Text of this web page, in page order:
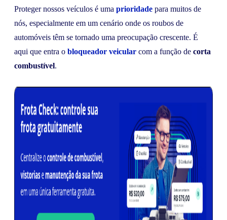
Proteger nossos veículos é uma prioridade para muitos de
nós, especialmente em um cenário onde os roubos de
automóveis têm se tornado uma preocupação crescente. É
aqui que entra o bloqueador veicular com a função de corta
combustível.